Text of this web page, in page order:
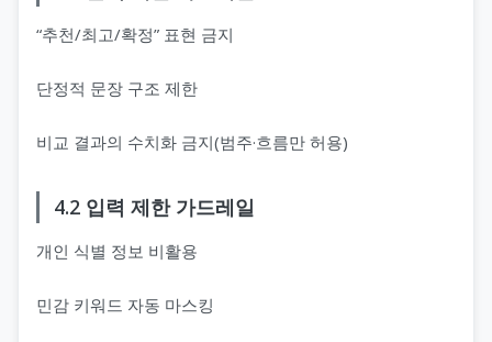
“추천/최고/확정” 표현 금지
단정적 문장 구조 제한
비교 결과의 수치화 금지(범주·흐름만 허용)
4.2 입력 제한 가드레일
개인 식별 정보 비활용
민감 키워드 자동 마스킹